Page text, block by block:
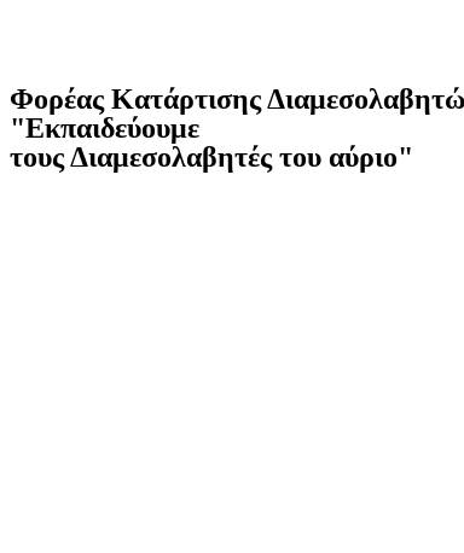
Φορέας Κατάρτισης
"Εκπαιδεύουμε
τους Διαμεσολαβητές του αύριο"